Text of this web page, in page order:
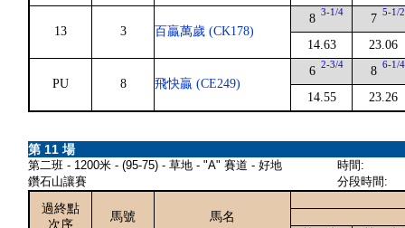
13 3 百贏萬歲 (CK178)
8 3-1/4
14.63
7 5-1/2
23.06
PU 8 飛快贏 (CE249)
6 2-3/4
14.55
8 6-1/4
23.26
第 11 場
第二班 - 1200米 - (95-75) - 草地 - "A" 賽道 - 好地
鑽石山讓賽
時間:
分段時間:
過終點
次序
馬號
馬名